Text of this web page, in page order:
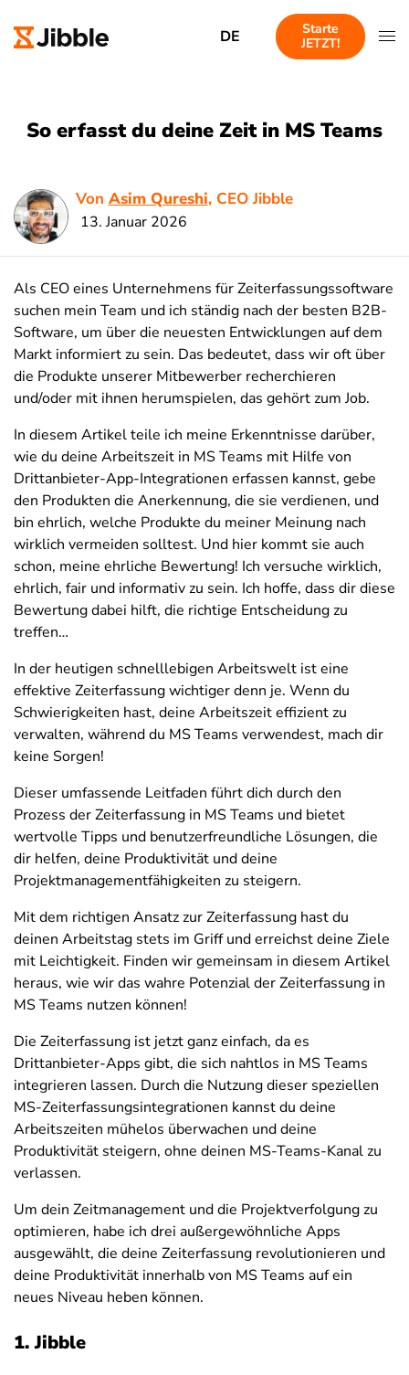
DE
Starte
JETZT!
So erfasst du deine Zeit in MS Teams
Von Asim Qureshi, CEO Jibble
13. Januar 2026
Als CEO eines Unternehmens für Zeiterfassungssoftware
suchen mein Team und ich ständig nach der besten B2B-
Software, um über die neuesten Entwicklungen auf dem
Markt informiert zu sein. Das bedeutet, dass wir oft über
die Produkte unserer Mitbewerber recherchieren
und/oder mit ihnen herumspielen, das gehört zum Job.
In diesem Artikel teile ich meine Erkenntnisse darüber,
wie du deine Arbeitszeit in MS Teams mit Hilfe von
Drittanbieter-App-Integrationen erfassen kannst, gebe
den Produkten die Anerkennung, die sie verdienen, und
bin ehrlich, welche Produkte du meiner Meinung nach
wirklich vermeiden solltest. Und hier kommt sie auch
schon, meine ehrliche Bewertung! Ich versuche wirklich,
ehrlich, fair und informativ zu sein. Ich hoffe, dass dir diese
Bewertung dabei hilft, die richtige Entscheidung zu
treffen…
In der heutigen schnelllebigen Arbeitswelt ist eine
effektive Zeiterfassung wichtiger denn je. Wenn du
Schwierigkeiten hast, deine Arbeitszeit effizient zu
verwalten, während du MS Teams verwendest, mach dir
keine Sorgen!
Dieser umfassende Leitfaden führt dich durch den
Prozess der Zeiterfassung in MS Teams und bietet
wertvolle Tipps und benutzerfreundliche Lösungen, die
dir helfen, deine Produktivität und deine
Projektmanagementfähigkeiten zu steigern.
Mit dem richtigen Ansatz zur Zeiterfassung hast du
deinen Arbeitstag stets im Griff und erreichst deine Ziele
mit Leichtigkeit. Finden wir gemeinsam in diesem Artikel
heraus, wie wir das wahre Potenzial der Zeiterfassung in
MS Teams nutzen können!
Die Zeiterfassung ist jetzt ganz einfach, da es
Drittanbieter-Apps gibt, die sich nahtlos in MS Teams
integrieren lassen. Durch die Nutzung dieser speziellen
MS-Zeiterfassungsintegrationen kannst du deine
Arbeitszeiten mühelos überwachen und deine
Produktivität steigern, ohne deinen MS-Teams-Kanal zu
verlassen.
Um dein Zeitmanagement und die Projektverfolgung zu
optimieren, habe ich drei außergewöhnliche Apps
ausgewählt, die deine Zeiterfassung revolutionieren und
deine Produktivität innerhalb von MS Teams auf ein
neues Niveau heben können.
1. Jibble